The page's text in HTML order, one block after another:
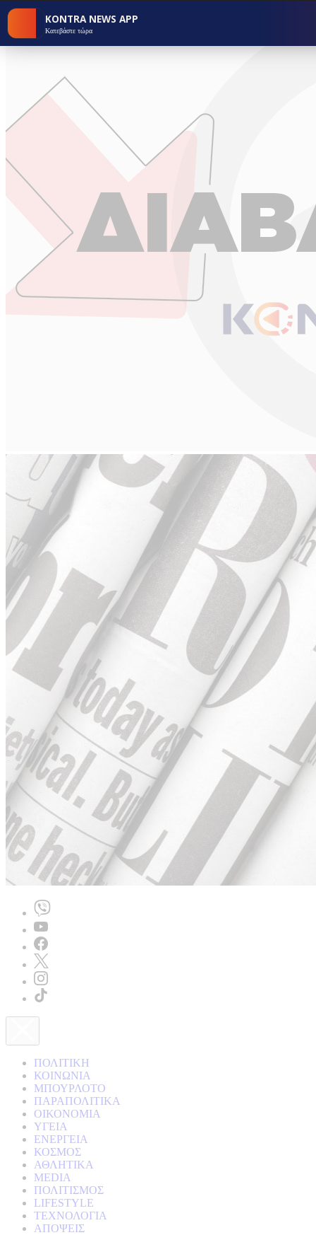
ΠΟΛΙΤΙΚΗ
ΚΟΙΝΩΝΙΑ
ΜΠΟΥΡΛΟΤΟ
ΠΑΡΑΠΟΛΙΤΙΚΑ
ΟΙΚΟΝΟΜΙΑ
ΥΓΕΙΑ
ΕΝΕΡΓΕΙΑ
ΚΟΣΜΟΣ
ΑΘΛΗΤΙΚΑ
MEDIA
ΠΟΛΙΤΙΣΜΟΣ
LIFESTYLE
ΤΕΧΝΟΛΟΓΙΑ
ΑΠΟΨΕΙΣ
KONTRA NEWS APP
Κατεβάστε τώρα